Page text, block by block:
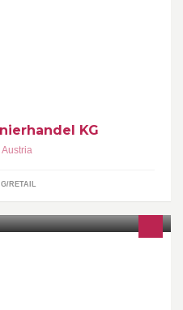
KG
Austria
RETAIL